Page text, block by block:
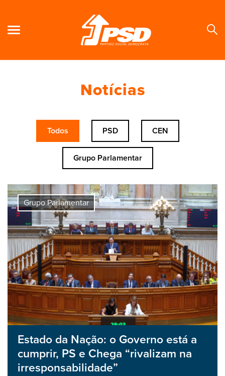
Notícias
Todos PSD CEN
Grupo Parlamentar
Grupo Parlamentar
Estado da Nação: o Governo está a
cumprir, PS e Chega “rivalizam na
irresponsabilidade”